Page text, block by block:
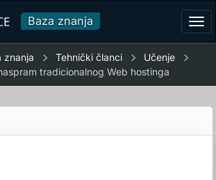
Baza znanja
znanja Tehnički članci
Učenje
tradicionalnog Web hostinga